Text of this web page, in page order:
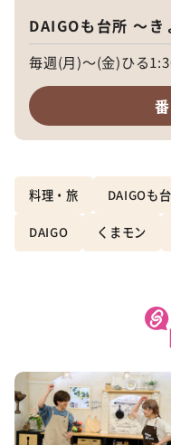
DAIGOも台所 ～
毎週(月)～(金)ひる
料理・旅 DAIGOも
DAIGO くまモン